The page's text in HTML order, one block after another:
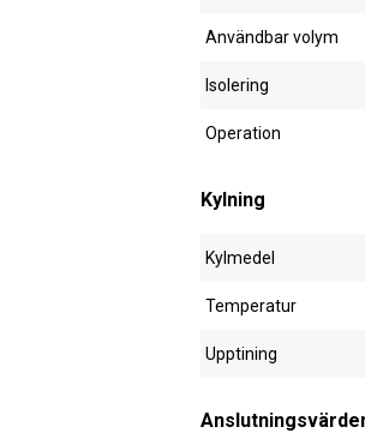
Användbar volym
Isolering
Operation
Kylning
Kylmedel
Temperatur
Upptining